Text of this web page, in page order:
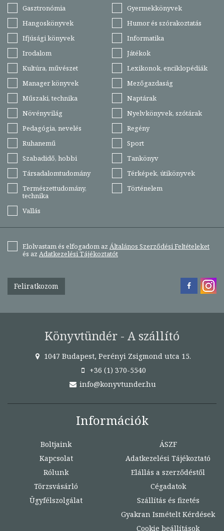
Gasztronómia
Gyermekkönyvek
Hangoskönyvek
Humor és szórakoztatás
Ifjúsági könyvek
Informatika
Irodalom
Játékok
Kultúra, művészet
Lexikonok, enciklopédiák
Manager könyvek
Mezőgazdaság
Műszaki, technika
Naptárak
Növényvilág
Nyelvkönyvek, szótárak
Pedagógia, nevelés
Regény
Ruhanemű
Sport
Szabadidő, hobbi
Tankönyv
Társadalomtudomány
Térképek, útikönyvek
Természettudomány,
technika
Történelem
Vallás
Elolvastam és elfogadom az Általános Szerződési Feltételeket
és az Adatkezelési Tájékoztatót
Feliratkozom
Könyvtündér - A szállító
1047 Budapest, Perényi Zsigmond utca 15.
+36 (1) 370-5540
info@konyvtunder.hu
Információk
Boltjaink
Kapcsolat
Rólunk
Törzsvásárló
Ügyfélszolgálat
ÁSZF
Adatkezelési Tájékoztató
Elállás a szerződéstől
Cégadatok
Szállítás és fizetés
Gyakran Ismételt Kérdések
Cookie beállítások